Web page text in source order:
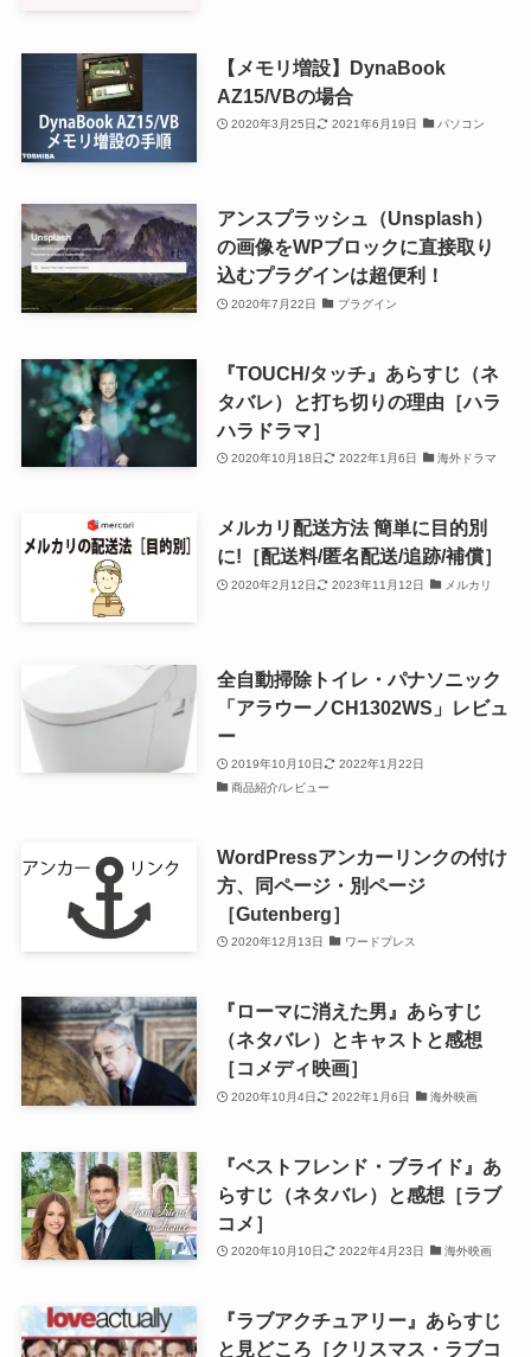
【メモリ増設】DynaBook
AZ15/VBの場合
2020年3月25日 2021年6月19日 パソコン
アンスプラッシュ（Unsplash）
の画像をWPブロックに直接取り
込むプラグインは超便利！
2020年7月22日 プラグイン
『TOUCH/タッチ』あらすじ（ネ
タバレ）と打ち切りの理由［ハラ
ハラドラマ］
2020年10月18日 2022年1月6日 海外ドラマ
メルカリ配送方法 簡単に目的別
に!［配送料/匿名配送/追跡/補償］
2020年2月12日 2023年11月12日 メルカリ
全自動掃除トイレ・パナソニック
「アラウーノCH1302WS」レビュ
ー
2019年10月10日
2022年1月22日
商品紹介/レビュー
WordPressアンカーリンクの付け
方、同ページ・別ページ
［Gutenberg］
2020年12月13日 ワードプレス
『ローマに消えた男』あらすじ
（ネタバレ）とキャストと感想
［コメディ映画］
2020年10月4日 2022年1月6日 海外映画
『ベストフレンド・ブライド』あ
らすじ（ネタバレ）と感想［ラブ
コメ］
2020年10月10日 2022年4月23日 海外映画
『ラブアクチュアリー』あらすじ
と見どころ［クリスマス・ラブコ